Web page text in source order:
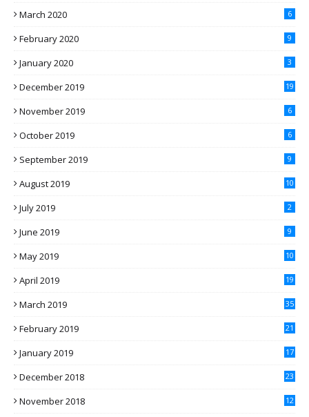
March 2020 6
February 2020 9
January 2020 3
December 2019 19
November 2019 6
October 2019 6
September 2019 9
August 2019 10
July 2019 2
June 2019 9
May 2019 10
April 2019 19
March 2019 35
February 2019 21
January 2019 17
December 2018 23
November 2018 12